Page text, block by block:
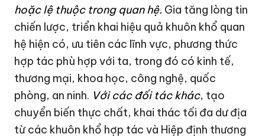
hoặc lệ thuộc trong quan hệ. Gia tăng lòng tin
chiến lược, triển khai hiệu quả khuôn khổ quan
hệ hiện có, ưu tiên các lĩnh vực, phương thức
hợp tác phù hợp với ta, trong đó có kinh tế,
thương mại, khoa học, công nghệ, quốc
phòng, an ninh. Với các đối tác khác, tạo
chuyển biến thực chất, khai thác tối đa dư địa
từ các khuôn khổ hợp tác và Hiệp định thương